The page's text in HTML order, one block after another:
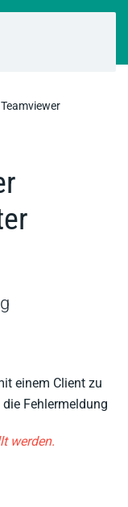
einem Client zu
Fehlermeldung
werden.